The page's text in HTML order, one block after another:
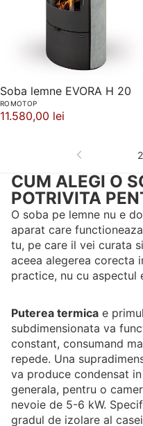
Soba lemne EVORA H 20
ROMOTOP
11.580,00 lei
2
CUM ALEGI O
POTRIVITA
O soba pe lemne nu e
aparat care
tu, pe care il vei curata
aceea alegerea corecta
practice, nu cu aspectul
Puterea termica e
subdimensionata va
constant, consumand
repede. Una
va produce condensat
generala, pentru o
nevoie de 5-6 kW.
gradul de izolare al